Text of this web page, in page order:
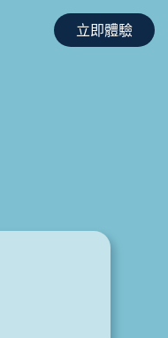
立即體驗